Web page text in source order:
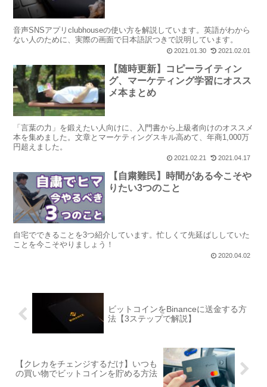
音声SNSアプリclubhouseの使い方を解説しています。英語がわから
ない人のために、実際の画面で日本語訳つきで説明しています。
2021.01.30 2021.02.01
【随時更新】コピーライティン
グ、マーケティング学習にオスス
メ本まとめ
「言葉の力」を鍛えたい人向けに、入門書から上級者向けのオススメ
本を集めました。文章とマーケティングスキル高めて、年商1,000万
円超えました。
2021.02.21 2021.04.17
【自粛難民】時間がある今こそや
りたい3つのこと
自宅でできることを3つ紹介しています。忙しくて先延ばししていた
ことを今こそやりましょう！
2020.04.02
ビットコインをBinanceに送金する方
法【3ステップで解説】
【クレカをチェンジするだけ】いつも
の買い物でビットコインを貯める方法